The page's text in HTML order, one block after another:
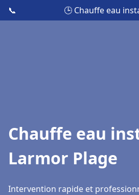
📞 🕒 Chauffe eau
Chauffe eau
Larmor Plage
Intervention rapide et